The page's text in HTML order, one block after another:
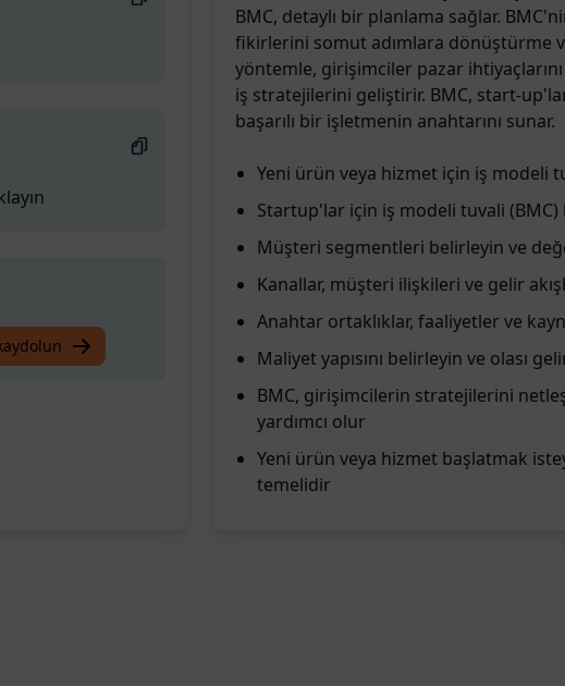
BMC, detaylı bir planlama sağlar.
fikirlerini somut adımlara dönüştürme
yöntemle, girişimciler pazar
iş stratejilerini geliştirir. BMC, start-
başarılı bir işletmenin anahtarını sunar.
Yeni ürün veya hizmet için iş modeli
Startup'lar için iş modeli tuvali (BMC)
Müşteri segmentleri belirleyin ve
Kanallar, müşteri ilişkileri ve gelir
Anahtar ortaklıklar, faaliyetler ve
Maliyet yapısını belirleyin ve olası
BMC, girişimcilerin stratejilerini
yardımcı olur
Yeni ürün veya hizmet başlatmak
temelidir